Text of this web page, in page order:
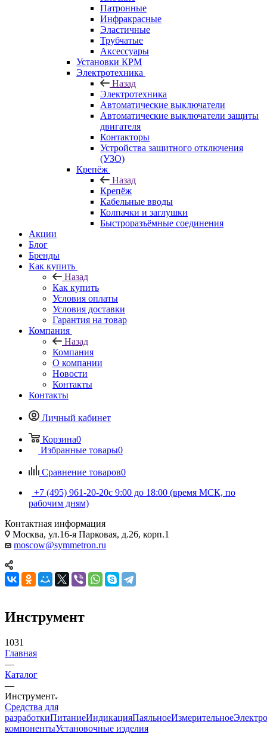
Патронные
Инфракрасные
Эластичные
Трубчатые
Аксессуары
Установки КРМ
Электротехника
Назад
Электротехника
Автоматические выключатели
Автоматические выключатели защиты
двигателя
Контакторы
Устройства защитного отключения
(УЗО)
Крепёж
Назад
Крепёж
Кабельные вводы
Колпачки и заглушки
Быстроразъёмные соединения
Акции
Блог
Бренды
Как купить
Назад
Как купить
Условия оплаты
Условия доставки
Гарантия на товар
Компания
Назад
Компания
О компании
Новости
Контакты
Контакты
Личный кабинет
Корзина0
Избранные товары0
Сравнение товаров0
+7 (495) 961-20-20с 9:00 до 18:00 (время МСК, по
рабочим дням)
Контактная информация
Москва, ул.16-я Парковая, д.26, корп.1
moscow@symmetron.ru
Инструмент
1031
Главная
—
Каталог
—
Инструмент
Средства для
разработкиПитаниеИндикацияПаяльноеИзмерительное
компонентыУстановочные изделия